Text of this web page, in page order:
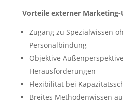
Vorteile externer
Zugang zu Spezialwissen
Personalbindung
Objektive
Herausforderungen
Flexibilität bei
Breites Methodenwissen